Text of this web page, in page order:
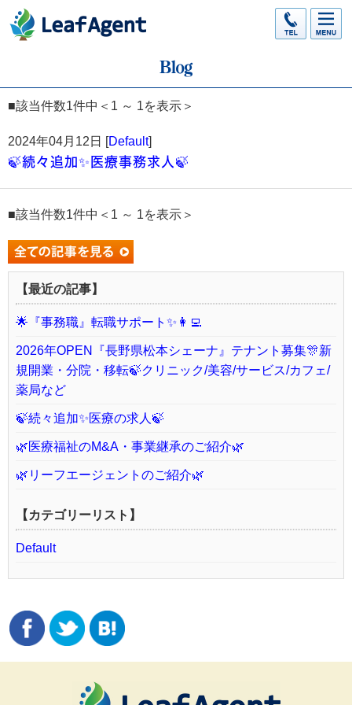
■該当件数1件中＜1 ～ 1を表示＞
2024年04月12日 [Default]
🍃続々追加✨医療事務求人🍃
■該当件数1件中＜1 ～ 1を表示＞
【最近の記事】
🌟『事務職』転職サポート✨👩‍💻
2026年OPEN『長野県松本シェーナ』テナント募集🎊新
規開業・分院・移転🍃クリニック/美容/サービス/カフェ/
薬局など
🍃続々追加✨医療の求人🍃
🌿医療福祉のM&A・事業継承のご紹介🌿
🌿リーフエージェントのご紹介🌿
【カテゴリーリスト】
Default